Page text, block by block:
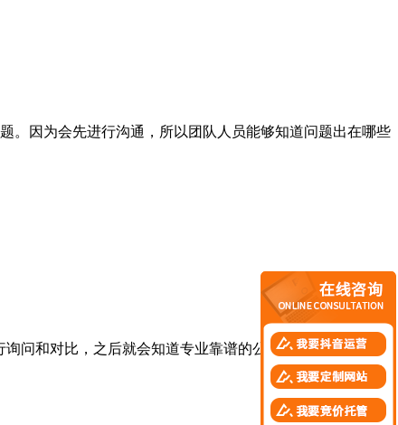
因为会先进行沟通，所以团队人员能够知道问题出在哪些
和对比，之后就会知道专业靠谱的公司不仅费用更低，